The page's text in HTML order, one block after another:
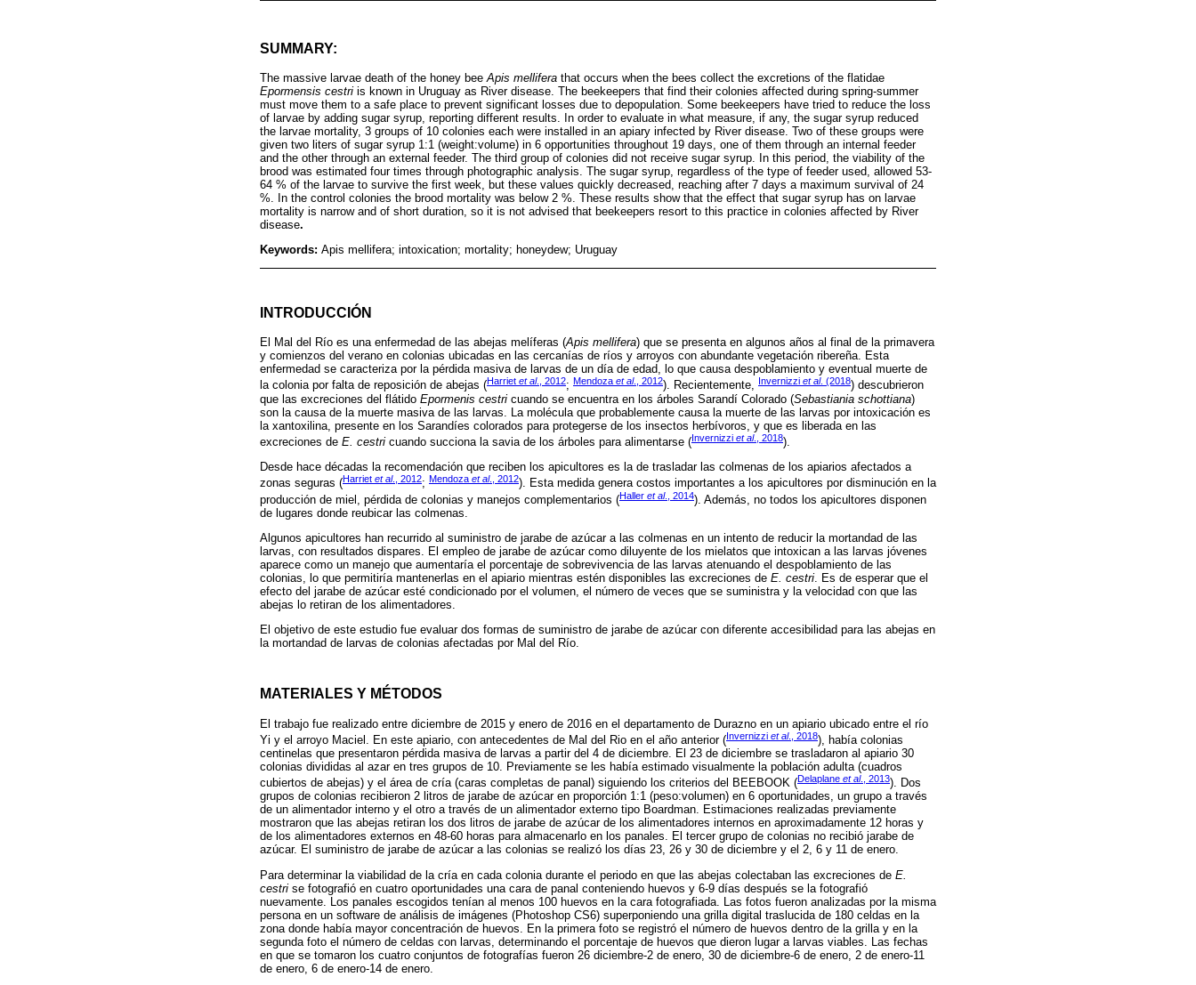
SUMMARY:
The massive larvae death of the honey beeApis mellifera that occurs when the bees collect the excretions of the flatidae
Epormensis cestri is known in Uruguay as River disease. The beekeepers that find their colonies affected during spring-summer
must move them to a safe place to prevent significant losses due to depopulation. Some beekeepers have tried to reduce the loss
of larvae by adding sugar syrup, reporting different results. In order to evaluate in what measure, if any, the sugar syrup reduced
the larvae mortality, 3 groups of 10 colonies each were installed in an apiary infected by River disease. Two of these groups were
given two liters of sugar syrup 1:1 (weight:volume) in 6 opportunities throughout 19 days, one of them through an internal feeder
and the other through an external feeder. The third group of colonies did not receive sugar syrup. In this period, the viability of the
brood was estimated four times through photographic analysis. The sugar syrup, regardless of the type of feeder used, allowed 53-
64 % of the larvae to survive the first week, but these values quickly decreased, reaching after 7 days a maximum survival of 24
%. In the control colonies the brood mortality was below 2 %. These results show that the effect that sugar syrup has on larvae
mortality is narrow and of short duration, so it is not advised that beekeepers resort to this practice in colonies affected by River
disease.
Keywords: Apis mellifera; intoxication; mortality; honeydew; Uruguay
INTRODUCCIÓN
El Mal del Río es una enfermedad de las abejas melíferas (Apis mellifera) que se presenta en algunos años al final de la primavera
y comienzos del verano en colonias ubicadas en las cercanías de ríos y arroyos con abundante vegetación ribereña. Esta
enfermedad se caracteriza por la pérdida masiva de larvas de un día de edad, lo que causa despoblamiento y eventual muerte de
la colonia por falta de reposición de abejas (Harriet et al., 2012; Mendoza et al., 2012). Recientemente, Invernizzi et al. (2018) descubrieron
que las excreciones del flátido Epormenis cestri cuando se encuentra en los árboles Sarandí Colorado (Sebastiania schottiana)
son la causa de la muerte masiva de las larvas. La molécula que probablemente causa la muerte de las larvas por intoxicación es
la xantoxilina, presente en los Sarandíes colorados para protegerse de los insectos herbívoros, y que es liberada en las
excreciones de E. cestri cuando succiona la savia de los árboles para alimentarse (Invernizzi et al., 2018).
Desde hace décadas la recomendación que reciben los apicultores es la de trasladar las colmenas de los apiarios afectados a
zonas seguras (Harriet et al., 2012; Mendoza et al., 2012). Esta medida genera costos importantes a los apicultores por disminución en la
producción de miel, pérdida de colonias y manejos complementarios (Haller et al., 2014). Además, no todos los apicultores disponen
de lugares donde reubicar las colmenas.
Algunos apicultores han recurrido al suministro de jarabe de azúcar a las colmenas en un intento de reducir la mortandad de las
larvas, con resultados dispares. El empleo de jarabe de azúcar como diluyente de los mielatos que intoxican a las larvas jóvenes
aparece como un manejo que aumentaría el porcentaje de sobrevivencia de las larvas atenuando el despoblamiento de las
colonias, lo que permitiría mantenerlas en el apiario mientras estén disponibles las excreciones de E. cestri. Es de esperar que el
efecto del jarabe de azúcar esté condicionado por el volumen, el número de veces que se suministra y la velocidad con que las
abejas lo retiran de los alimentadores.
El objetivo de este estudio fue evaluar dos formas de suministro de jarabe de azúcar con diferente accesibilidad para las abejas en
la mortandad de larvas de colonias afectadas por Mal del Río.
MATERIALES Y MÉTODOS
El trabajo fue realizado entre diciembre de 2015 y enero de 2016 en el departamento de Durazno en un apiario ubicado entre el río
Yi y el arroyo Maciel. En este apiario, con antecedentes de Mal del Rio en el año anterior (Invernizzi et al., 2018), había colonias
centinelas que presentaron pérdida masiva de larvas a partir del 4 de diciembre. El 23 de diciembre se trasladaron al apiario 30
colonias divididas al azar en tres grupos de 10. Previamente se les había estimado visualmente la población adulta (cuadros
cubiertos de abejas) y el área de cría (caras completas de panal) siguiendo los criterios del BEEBOOK (Delaplane et al., 2013). Dos
grupos de colonias recibieron 2 litros de jarabe de azúcar en proporción 1:1 (peso:volumen) en 6 oportunidades, un grupo a través
de un alimentador interno y el otro a través de un alimentador externo tipo Boardman. Estimaciones realizadas previamente
mostraron que las abejas retiran los dos litros de jarabe de azúcar de los alimentadores internos en aproximadamente 12 horas y
de los alimentadores externos en 48-60 horas para almacenarlo en los panales. El tercer grupo de colonias no recibió jarabe de
azúcar. El suministro de jarabe de azúcar a las colonias se realizó los días 23, 26 y 30 de diciembre y el 2, 6 y 11 de enero.
Para determinar la viabilidad de la cría en cada colonia durante el periodo en que las abejas colectaban las excreciones de E.
cestri se fotografió en cuatro oportunidades una cara de panal conteniendo huevos y 6-9 días después se la fotografió
nuevamente. Los panales escogidos tenían al menos 100 huevos en la cara fotografiada. Las fotos fueron analizadas por la misma
persona en un software de análisis de imágenes (Photoshop CS6) superponiendo una grilla digital traslucida de 180 celdas en la
zona donde había mayor concentración de huevos. En la primera foto se registró el número de huevos dentro de la grilla y en la
segunda foto el número de celdas con larvas, determinando el porcentaje de huevos que dieron lugar a larvas viables. Las fechas
en que se tomaron los cuatro conjuntos de fotografías fueron 26 diciembre-2 de enero, 30 de diciembre-6 de enero, 2 de enero-11
de enero, 6 de enero-14 de enero.